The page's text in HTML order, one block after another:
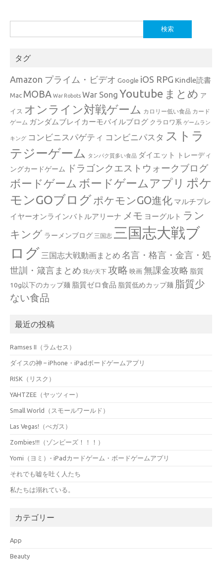
索:
タグ
Amazon プライム・ビデオ Google iOS RPG Kindle読書
Mac MOBA War Robots War Song Youtube まとめ ア
イス オンライン対戦ゲーム カロリー低い食品 カード
ゲーム ガンダムブレイカーモバイルブログ クラロワ系 ゲームラン
キング コンビニスパゲティ コンビニパスタ ストラ
テジーゲーム
タンパク質多い食品 ダイエット
トレーディ
ングカードゲーム
ドラゴンクエストウォークブログ
ボードゲーム ボードゲームアプリ ポケ
モンGOブログ ポケモンGO進化 マルチプレ
イヤーオンラインバトルアリーナ メモ ヨーグルト ラン
キング ラーメンブログ 三国志 三国志大戦ブ
ログ 三国志大戦動画まとめ 名言・格言・金言・処
世訓・箴言まとめ 我が天下 攻略 映画 無課金攻略 脂質
10g以下のカップ麺 脂質ゼロ食品 脂質低めカップ麺 脂質少
ない食品
最近の投稿
Ramses II（ラムセス）
ダイスの神 – iPhone・iPadボードゲームアプリ
RISK（リスク）
YAHTZEE（ヤッツィー）
Small World（スモールワールド）
Las Vegas!（べガス）
Zombies!!!（ゾンビーズ！！！）
Yomi（ヨミ）- iPadカードゲーム・ボードゲームアプリ
それでも嘘を吐く人たち
私たちは溺れている。
カテゴリー
App
Beauty